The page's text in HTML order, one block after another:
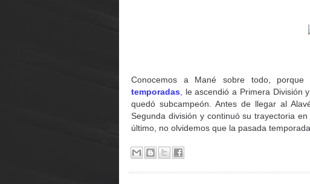
Conocemos a Mané sobre todo, porque
temporadas
le ascendió a Primera División
quedó subcampeón. Antes de llegar al
Segunda división y continuó su trayectoria
último, no olvidemos que la pasada temporada